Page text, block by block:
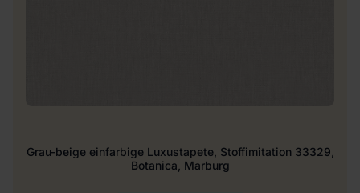
Grau-beige einfarbige Luxustapete, Stoffimitation 33329,
Botanica, Marburg